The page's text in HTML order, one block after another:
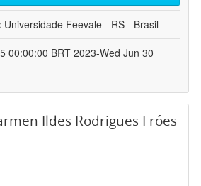
Universidade Feevale - RS - Brasil
00:00:00 BRT 2023-Wed Jun 30
Ildes Rodrigues Fróes